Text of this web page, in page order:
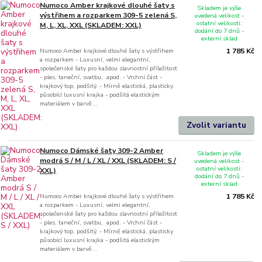
Numoco Amber krajkové dlouhé šaty s
výstřihem a rozparkem 309-5 zelená S,
M, L, XL, XXL (SKLADEM: XXL)
Numoco Amber krajkové dlouhé šaty s výstřihem
a rozparkem - Luxusní, velmi elegantní,
společenské šaty pro každou slavnostní příležitost
- ples, taneční, svatbu, apod. - Vrchní část -
krajkový top, podšitý. - Mírně elastická, plasticky
působící luxusní krajka - podšitá elastickým
materiálem v barvě...
1 785 Kč
Skladem je výše
uvedená velikost -
ostatní velikosti:
dodání do 7 dnů -
externí sklad
Zvolit variantu
Numoco Dámské šaty 309-2 Amber
modrá S / M / L / XL / XXL (SKLADEM: S /
XXL)
Numoco Amber krajkové dlouhé šaty s výstřihem
a rozparkem - Luxusní, velmi elegantní,
společenské šaty pro každou slavnostní příležitost
- ples, taneční, svatbu, apod. - Vrchní část -
krajkový top, podšitý. - Mírně elastická, plasticky
působící luxusní krajka - podšitá elastickým
materiálem v barvě...
1 785 Kč
Skladem je výše
uvedená velikost -
ostatní velikosti:
dodání do 7 dnů -
externí sklad